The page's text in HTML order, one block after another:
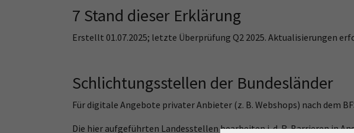
7 Stand dieser Erklärung
Erstellt 01.07.2025; letzte Überprüfung Q2 2025. Aktualisierungen
Schlichtungsstellen der Bundesländer
Für digitale Angebote privater Anbieter (z. B. Webshops) nach dem
Die hier aufgeführten Landesstellen bearbeiten i. d. R. Barrieren in